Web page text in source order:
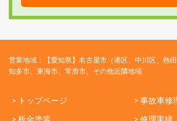
営業地域：【愛知県】名古屋市（港区、中川区、熱田
知多市、東海市、常滑市、その他近隣地域
> トップページ
> 事故車修